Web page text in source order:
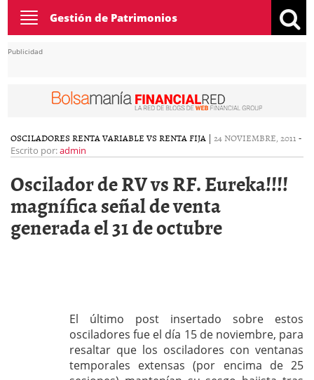
Toggle
navigation
Gestión de Patrimonios
Publicidad
OSCILADORES RENTA VARIABLE VS RENTA FIJA | 24 NOVIEMBRE, 2011 -
Escrito por:admin
Oscilador de RV vs RF. Eureka!!!!
magnífica señal de venta
generada el 31 de octubre
El último post insertado sobre estos
osciladores fue el día 15 de noviembre, para
resaltar que los osciladores con ventanas
temporales extensas (por encima de 25